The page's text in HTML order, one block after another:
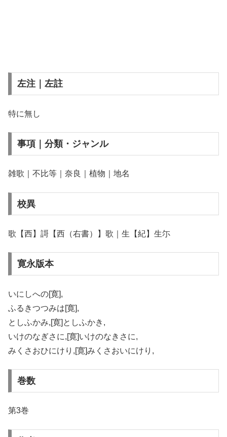
左注｜左註
特に無し
事項｜分類・ジャンル
雑歌｜不比等｜奈良｜植物｜地名
校異
歌【西】謌【西（右書）】歌｜生【紀】生尓
寛永版本
いにしへの[寛],
ふるきつつみは[寛],
としふかみ,[寛]としふかき,
いけのなぎさに,[寛]いけのなきさに,
みくさおひにけり,[寛]みくさおいにけり,
巻数
第3巻